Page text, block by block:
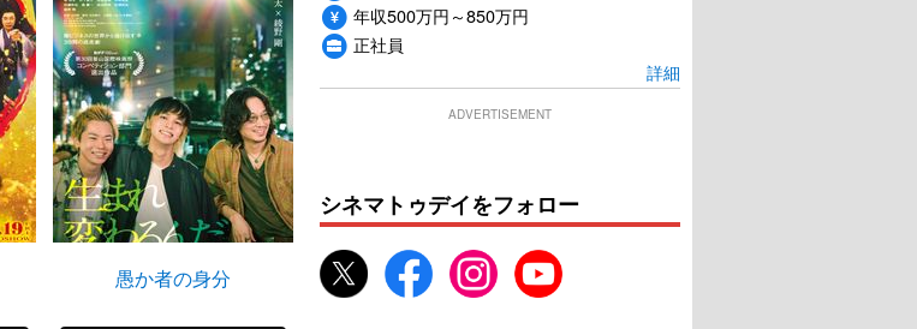
愚か者の身分
でっちあげ ～殺人教師と
呼ばれた男
年収500万円～850万円
正社員
詳細
ADVERTISEMENT
シネマトゥデイをフォロー